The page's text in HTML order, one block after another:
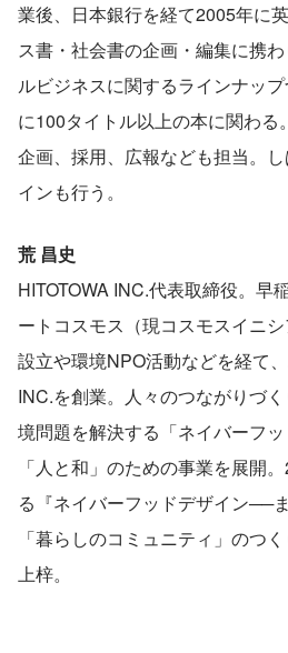
業後、日本銀行を経て2005年に
ス書・社会書の企画・編集に携
ルビジネスに関するラインナッ
に100タイトル以上の本に関わる
企画、採用、広報なども担当。
インも行う。
荒 昌史
HITOTOWA INC.代表取締役。早
ートコスモス（現コスモスイニ
設立や環境NPO活動などを経て
INC.を創業。人々のつながりづ
境問題を解決する「ネイバーフ
「人と和」のための事業を展開
る『ネイバーフッドデザイン──
「暮らしのコミュニティ」のつ
上梓。